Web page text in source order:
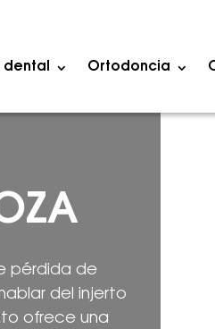
dental Ortodoncia
pérdida de
del injerto
ofrece una